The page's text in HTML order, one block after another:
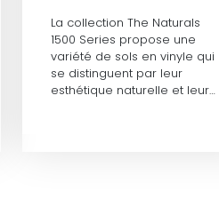
La collection The Naturals
1500 Series propose une
variété de sols en vinyle qui
se distinguent par leur
esthétique naturelle et leur…